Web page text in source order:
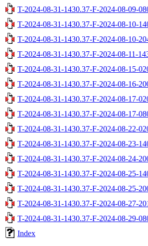
T-2024-08-31-1430.37-F-2024-08-09-
T-2024-08-31-1430.37-F-2024-08-10-
T-2024-08-31-1430.37-F-2024-08-10-
T-2024-08-31-1430.37-F-2024-08-11-
T-2024-08-31-1430.37-F-2024-08-15-
T-2024-08-31-1430.37-F-2024-08-16-
T-2024-08-31-1430.37-F-2024-08-17-
T-2024-08-31-1430.37-F-2024-08-17-
T-2024-08-31-1430.37-F-2024-08-22-
T-2024-08-31-1430.37-F-2024-08-23-
T-2024-08-31-1430.37-F-2024-08-24-
T-2024-08-31-1430.37-F-2024-08-25-
T-2024-08-31-1430.37-F-2024-08-25-
T-2024-08-31-1430.37-F-2024-08-27-
T-2024-08-31-1430.37-F-2024-08-29-
Index